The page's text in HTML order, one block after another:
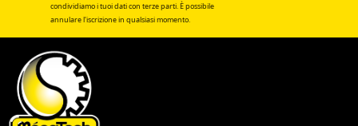
condividiamo i tuoi dati con terze parti. È possibile
annulare l'iscrizione in qualsiasi momento.